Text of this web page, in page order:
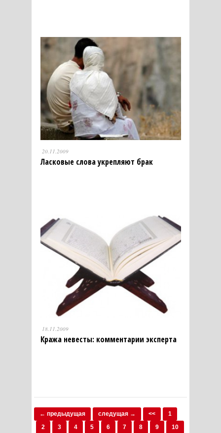
20.11.2009
Ласковые слова укрепляют брак
18.11.2009
Кража невесты: комментарии эксперта
← предыдущая следущая → <<
1
2
3 4 5 6 7 8 9
10